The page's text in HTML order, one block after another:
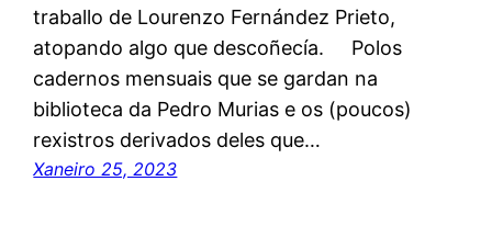
traballo de Lourenzo Fernández Prieto,
atopando algo que descoñecía. Polos
cadernos mensuais que se gardan na
biblioteca da Pedro Murias e os (poucos)
rexistros derivados deles que…
Xaneiro 25, 2023